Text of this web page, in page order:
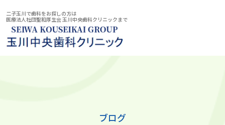
二子玉川で歯科をお探しの方は
医療法人社団聖和厚生会 玉川中央歯科クリニックまで
ブログ